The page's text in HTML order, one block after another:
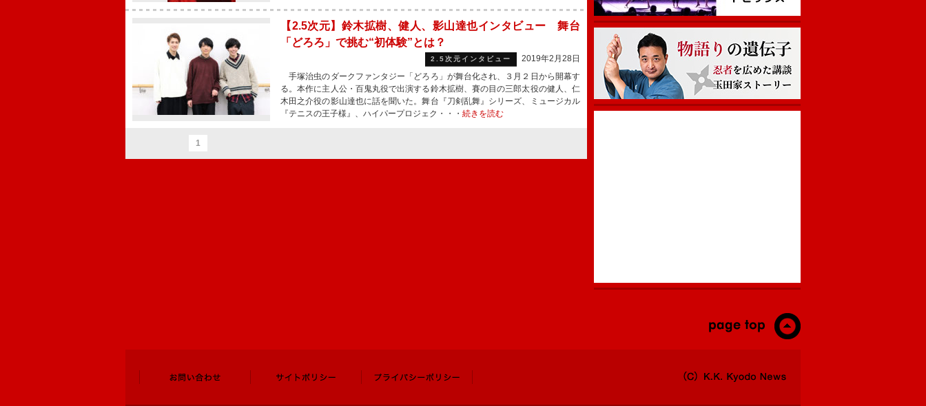
【2.5次元】鈴木拡樹、健人、影山達也インタビュー 舞台
「どろろ」で挑む“初体験”とは？
2.5次元インタビュー
2019年2月28日
手塚治虫のダークファンタジー「どろろ」が舞台化され、３月２日から開幕す
る。本作に主人公・百鬼丸役で出演する鈴木拡樹、賽の目の三郎太役の健人、仁
木田之介役の影山達也に話を聞いた。舞台『刀剣乱舞』シリーズ、ミュージカル
『テニスの王子様』、ハイパープロジェク・・・ 続きを読む
1